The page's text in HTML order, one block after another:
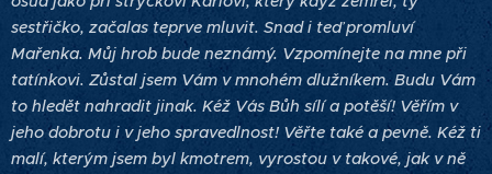
sestřičko, začalas teprve mluvit. Snad i teď promluví
Mařenka. Můj hrob bude neznámý. Vzpomínejte na mne při
tatínkovi. Zůstal jsem Vám v mnohém dlužníkem. Budu Vám
to hledět nahradit jinak. Kéž Vás Bůh sílí a potěší! Věřím v
jeho dobrotu i v jeho spravedlnost! Věřte také a pevně. Kéž ti
malí, kterým jsem byl kmotrem, vyrostou v takové, jak v ně